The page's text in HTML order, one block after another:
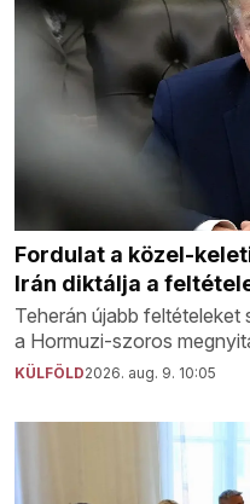
Fordulat a közel-
Irán diktálja a
Teherán újabb
a Hormuzi-szoros
KÜLFÖLD2026. aug. 9. 10:05